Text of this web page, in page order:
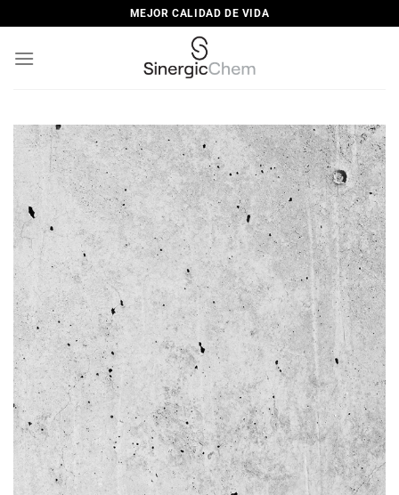
al
contenido
MEJOR CALIDAD DE VIDA